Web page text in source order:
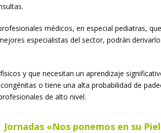
médicos, en especial pediatras,
especialistas del sector, podrán
y que necesitan un aprendizaje
o tiene una alta probabilidad de
de alto nivel.
«Nos ponemos en su